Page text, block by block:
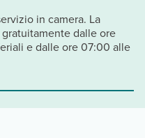
in camera. La
dalle ore
e dalle ore 07:00 alle